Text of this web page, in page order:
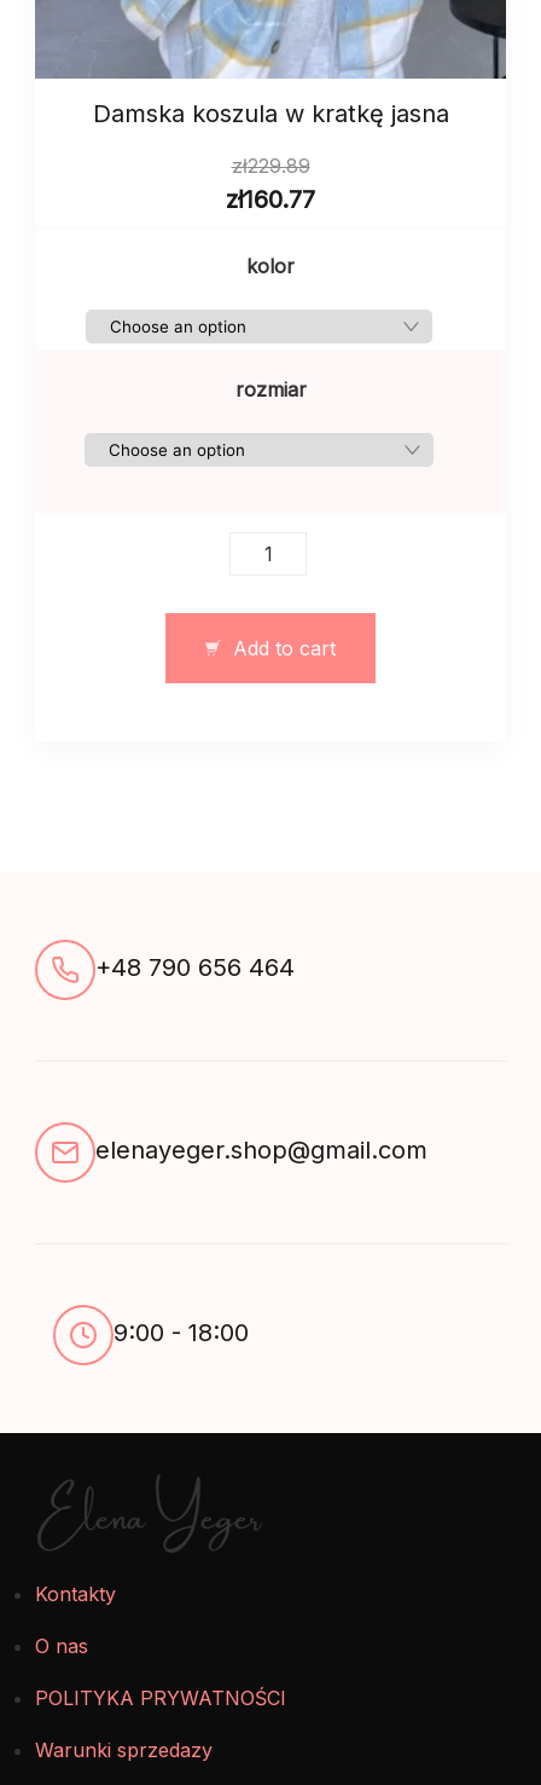
Damska koszula w kratkę jasna
zł229.89
zł160.77
kolor
rozmiar
Damska
jasna
quantity
Add to cart
+48 790 656 464
elenayeger.shop@gmail.com
9:00 - 18:00
Elena Yeger
Kontakty
O nas
POLITYKA PRYWATNOŚCI
Warunki sprzedazy